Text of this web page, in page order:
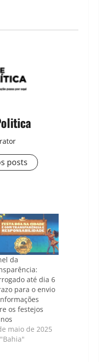
posts
da
até dia 6
para o envio
os festejos
maio de 2025